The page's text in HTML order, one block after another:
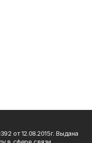
от 12.08.2015г. Выдана
в сфере связи,